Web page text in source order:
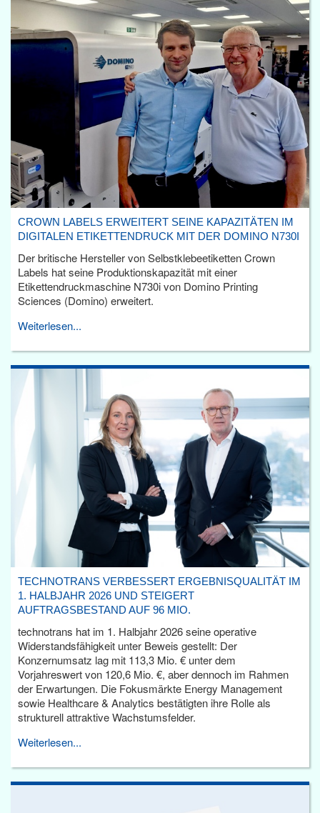
CROWN LABELS ERWEITERT SEINE KAPAZITÄTEN IM
DIGITALEN ETIKETTENDRUCK MIT DER DOMINO N730I
Der britische Hersteller von Selbstklebeetiketten Crown
Labels hat seine Produktionskapazität mit einer
Etikettendruckmaschine N730i von Domino Printing
Sciences (Domino) erweitert.
Weiterlesen...
TECHNOTRANS VERBESSERT ERGEBNISQUALITÄT IM
1. HALBJAHR 2026 UND STEIGERT
AUFTRAGSBESTAND AUF 96 MIO.
technotrans hat im 1. Halbjahr 2026 seine operative
Widerstandsfähigkeit unter Beweis gestellt: Der
Konzernumsatz lag mit 113,3 Mio. € unter dem
Vorjahreswert von 120,6 Mio. €, aber dennoch im Rahmen
der Erwartungen. Die Fokusmärkte Energy Management
sowie Healthcare & Analytics bestätigten ihre Rolle als
strukturell attraktive Wachstumsfelder.
Weiterlesen...